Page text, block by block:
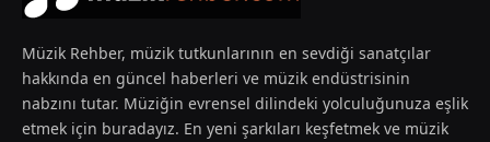
Müzik Rehber, müzik tutkunlarının en sevdiği sanatçılar
hakkında en güncel haberleri ve müzik endüstrisinin
nabzını tutar. Müziğin evrensel dilindeki yolculuğunuza eşlik
etmek için buradayız. En yeni şarkıları keşfetmek ve müzik